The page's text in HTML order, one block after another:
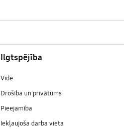
Ilgtspējība
Vide
Drošība un privātums
Pieejamība
Iekļaujoša darba vieta